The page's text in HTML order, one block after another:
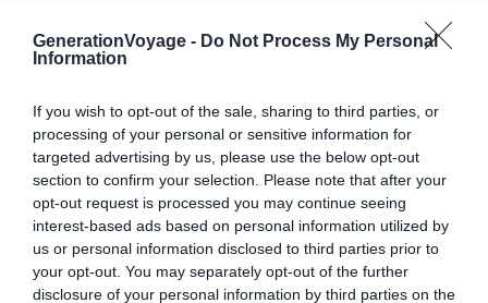
GenerationVoyage - Do Not Process My Personal
Information
If you wish to opt-out of the sale, sharing to third parties, or
processing of your personal or sensitive information for
targeted advertising by us, please use the below opt-out
section to confirm your selection. Please note that after your
opt-out request is processed you may continue seeing
interest-based ads based on personal information utilized by
us or personal information disclosed to third parties prior to
your opt-out. You may separately opt-out of the further
disclosure of your personal information by third parties on the
personnes, faisant d’elle une curiosité à ne pas manquer.
Les habitants perpétuent une tradition fromagère
de chèvre brun si typique. Depuis Undredal, explorez
facilement le Sognefjord ou faites une excursion en
bateau pour admirer les cascades et les paysages
spectaculaires de la région.
7. Flåm (Sognefjord)